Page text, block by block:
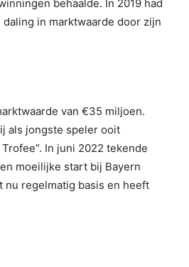
behaalde. In 2019 had
in marktwaarde door zijn
van €35 miljoen.
als jongste speler ooit
In juni 2022 tekende
moeilijke start bij Bayern
nu regelmatig basis en heeft